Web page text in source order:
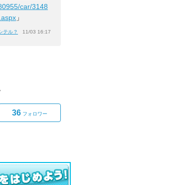
car/3148
」
テル？ 11/03 16:17
36 フォロワー